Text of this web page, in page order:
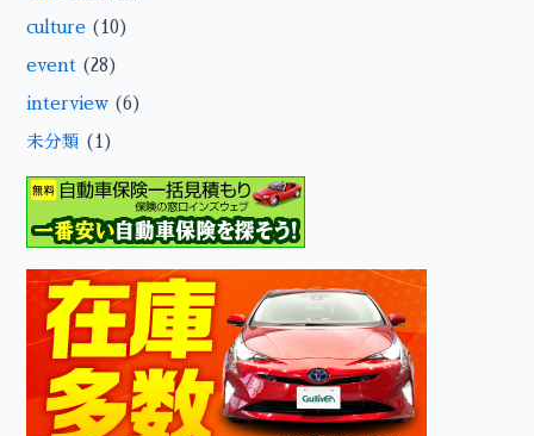
culture (10)
event (28)
interview (6)
未分類 (1)